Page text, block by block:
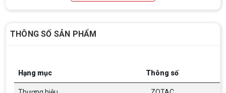
THÔNG SỐ SẢN PHẨM
Hạng mục Thông số